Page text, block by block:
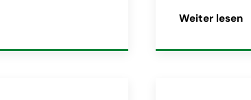
zur Gemeinderatssitzung am 19.05.2026”
Weiter lesen